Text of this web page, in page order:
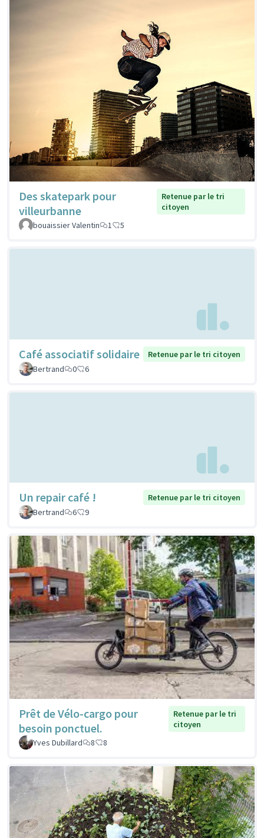
Des skatepark pour
villeurbanne
Retenue par le tri
citoyen
bouaissier Valentin
1 5
Café associatif solidaire
Retenue par le tri citoyen
Bertrand
0 6
Un repair café !
Retenue par le tri citoyen
Bertrand
6 9
Prêt de Vélo-cargo pour
besoin ponctuel.
Retenue par le tri
citoyen
Yves Dubillard
8 8